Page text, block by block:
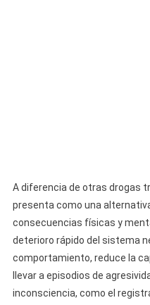
A diferencia de otras drogas
presenta como una
consecuencias físicas y
deterioro rápido del sistema
comportamiento, reduce la
llevar a episodios de
inconsciencia, como el